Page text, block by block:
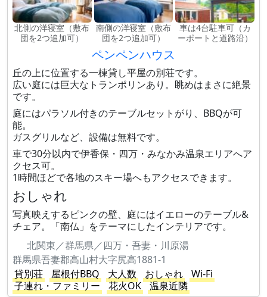
北側の洋寝室（敷布
団を2つ追加可）
南側の洋寝室（敷布
団を2つ追加可）
車は4台駐車可（カ
ーポートと道路沿）
ペンペンハウス
丘の上に位置する一棟貸し平屋の別荘です。
広い庭には巨大なトランポリンあり。眺めはまさに絶景
です。
庭にはパラソル付きのテーブルセットがり、BBQが可
能。
ガスグリルなど、設備は無料です。
車で30分以内で伊香保・四万・みなかみ温泉エリアへア
クセス可。
1時間ほどで各地のスキー場へもアクセスできます。
おしゃれ
写真映えするピンクの壁、庭にはイエローのテーブル&
チェア。「南仏」をテーマにしたインテリアです。
北関東／群馬県／四万・吾妻・川原湯
群馬県吾妻郡高山村大字尻高1881-1
貸別荘
屋根付BBQ 大人数 おしゃれ
Wi-Fi
子連れ・ファミリー
花火OK
温泉近隣